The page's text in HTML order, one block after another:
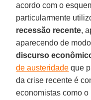
acordo com o
particularmente
recessão recente,
aparecendo de
discurso
de austeridade que
da crise recente é
economistas como